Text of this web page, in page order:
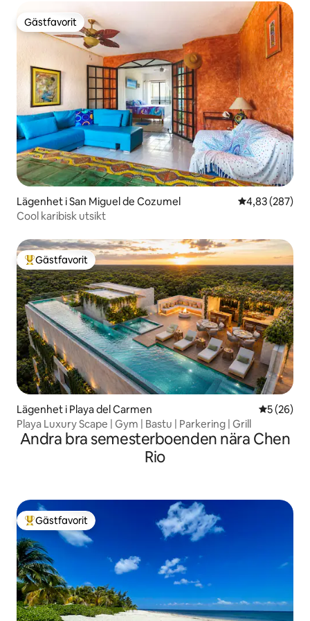
Gästfavorit
Gästfavorit
Lägenhet i San Miguel de Cozumel 4,83 av 5 i
4,83 (287)
Cool karibisk utsikt
Populär gästfavorit
Gästfavorit
Lägenhet i Playa del Carmen 5 av 5 i
5 (26)
Playa Luxury Scape | Gym | Bastu | Parkering | Grill
Andra bra semesterboenden nära Chen
Rio
Populär gästfavorit
Gästfavorit